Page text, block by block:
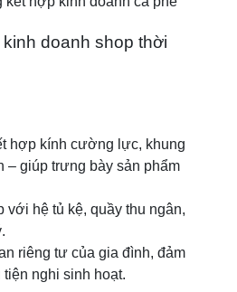
doanh shop thời
hợp kính cường lực, khung
– giúp trưng bày sản phẩm
với hệ tủ kệ, quầy thu ngân,
riêng tư của gia đình, đảm
tiện nghi sinh hoạt.